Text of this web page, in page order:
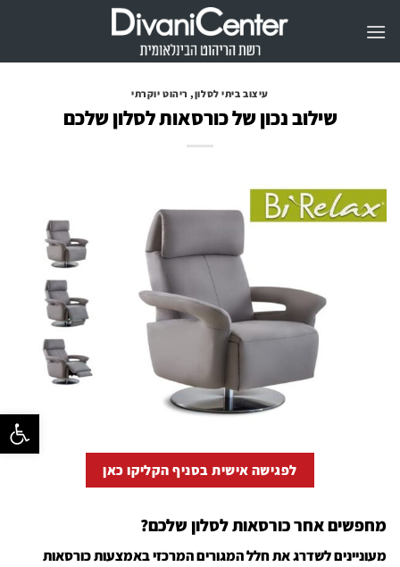
פתח
עיצוב ביתי לסלון, ריהוט יוקרתי
שילוב נכון של כורסאות לסלון שלכם
לפגישה אישית בסניף הקליקו כאן
מחפשים אחר כורסאות לסלון שלכם?
מעוניינים לשדרג את חלל המגורים המרכזי באמצעות כורסאות